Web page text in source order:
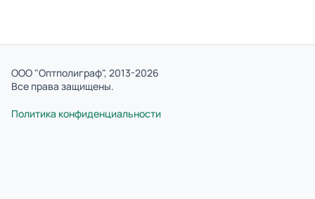
ООО "Оптполиграф", 2013-2026
Все права защищены.
Политика конфиденциальности